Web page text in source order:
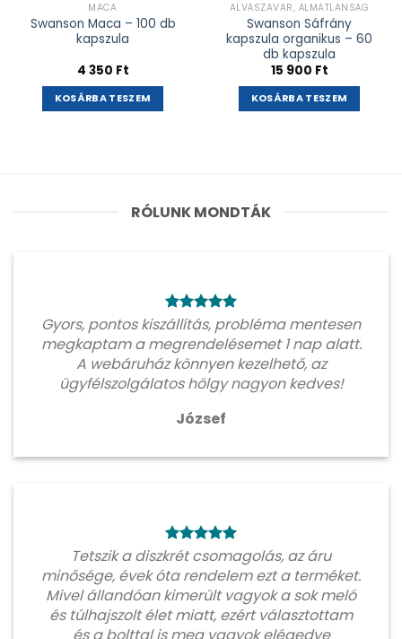
MACA
Swanson Maca – 100 db
kapszula
4 350 Ft
KOSÁRBA TESZEM
ALVÁSZAVAR, ÁLMATLANSÁG
Swanson Sáfrány
kapszula organikus – 60
db kapszula
15 900 Ft
KOSÁRBA TESZEM
RÓLUNK MONDTÁK
Gyors, pontos kiszállítás, probléma mentesen
megkaptam a megrendelésemet 1 nap alatt.
A webáruház könnyen kezelhető, az
ügyfélszolgálatos hölgy nagyon kedves!
József
Tetszik a diszkrét csomagolás, az áru
minősége, évek óta rendelem ezt a terméket.
Mivel állandóan kimerült vagyok a sok meló
és túlhajszolt élet miatt, ezért választottam
és a bolttal is meg vagyok elégedve